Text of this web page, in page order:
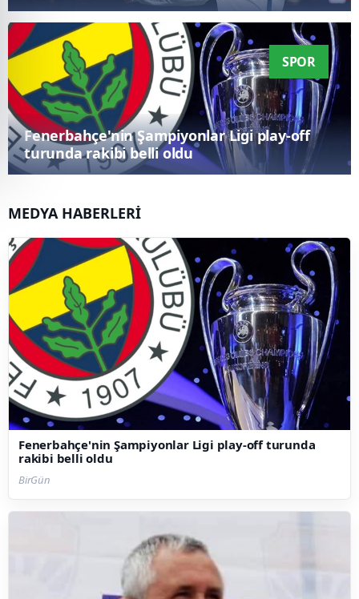
SPOR
Akgün Duru, Silivrispor Başkan Adaylığını
Duyurdu: "Silivrispor'u Sahipsiz
Bırakamadım"
MEDYA HABERLERİ
Fenerbahçe'nin Şampiyonlar Ligi play-off turunda
rakibi belli oldu
BirGün